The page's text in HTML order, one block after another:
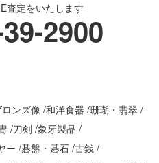
査定をいたします
2900
ロンズ像 和洋食器 珊瑚・翡翠
刀剣 象牙製品
ー 碁盤・碁石 古銭